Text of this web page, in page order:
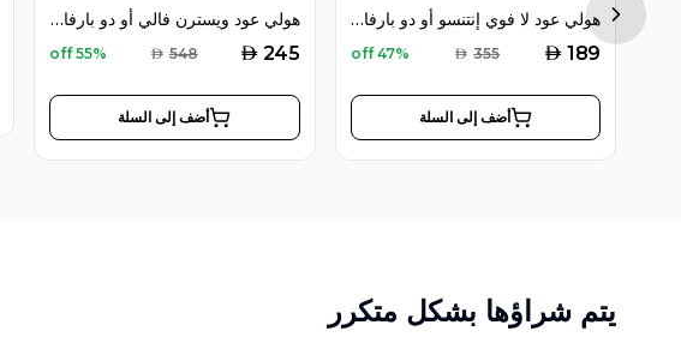
هولي عود ويسترن فالي أو دو بارفان 100 مل للجنسين
AED 245
AED 548
55% off
أضف إلى السلة
هولي عود لا فوي إنتنسو أو دو بارفان 100 مل للجنسين
AED 189
AED 355
47% off
أضف إلى السلة
Next
يتم شراؤها بشكل متكرر